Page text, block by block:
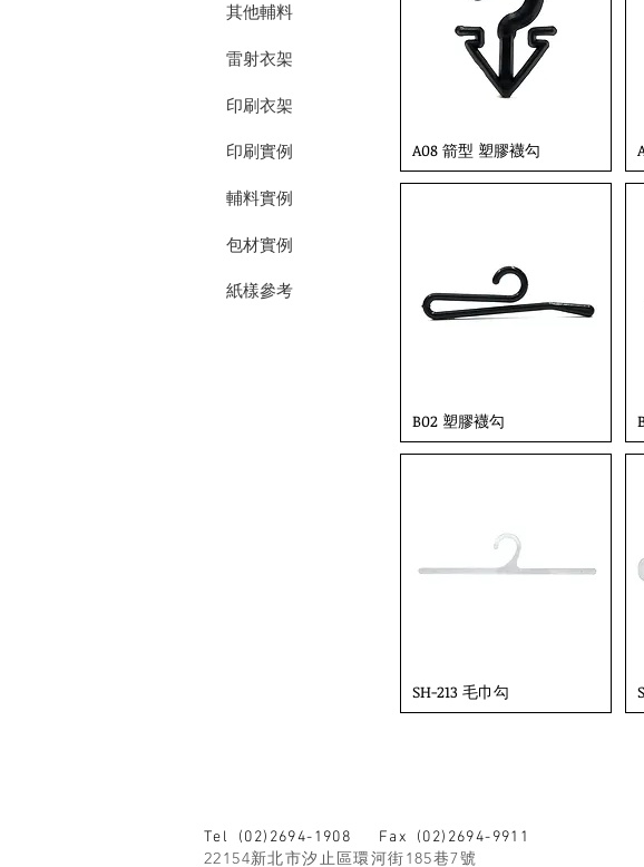
其他輔料
雷射衣架
印刷衣架
印刷實例
輔料實例
包材實例
紙樣參考
A08 箭型 塑膠襪勾
B02 塑膠襪勾
SH-213 毛巾勾
Tel (02)2694-1908 Fax (02)2694-9911
22154新北市汐止區環河街185巷7號